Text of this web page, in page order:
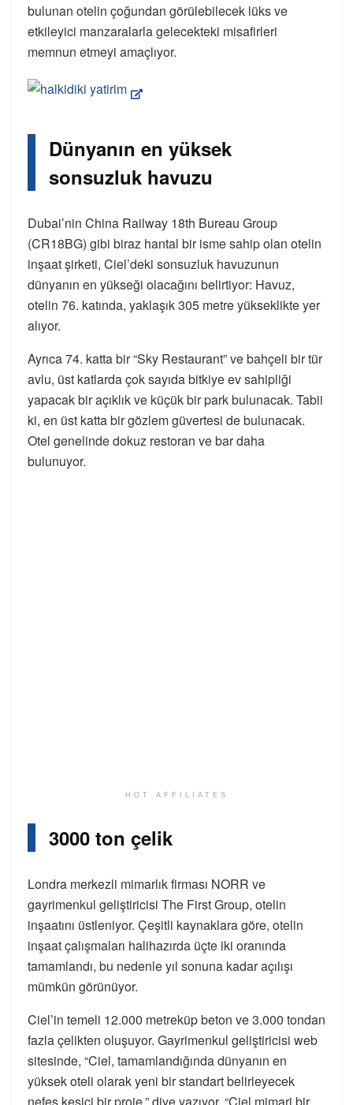
bulunan otelin çoğundan görülebilecek lüks ve
etkileyici manzaralarla gelecekteki misafirleri
memnun etmeyi amaçlıyor.
Dünyanın en yüksek
sonsuzluk havuzu
Dubai’nin China Railway 18th Bureau Group
(CR18BG) gibi biraz hantal bir isme sahip olan otelin
inşaat şirketi, Ciel’deki sonsuzluk havuzunun
dünyanın en yükseği olacağını belirtiyor: Havuz,
otelin 76. katında, yaklaşık 305 metre yükseklikte yer
alıyor.
Ayrıca 74. katta bir “Sky Restaurant” ve bahçeli bir tür
avlu, üst katlarda çok sayıda bitkiye ev sahipliği
yapacak bir açıklık ve küçük bir park bulunacak. Tabii
ki, en üst katta bir gözlem güvertesi de bulunacak.
Otel genelinde dokuz restoran ve bar daha
bulunuyor.
HOT AFFILIATES
3000 ton çelik
Londra merkezli mimarlık firması NORR ve
gayrimenkul geliştiricisi The First Group, otelin
inşaatını üstleniyor. Çeşitli kaynaklara göre, otelin
inşaat çalışmaları halihazırda üçte iki oranında
tamamlandı, bu nedenle yıl sonuna kadar açılışı
mümkün görünüyor.
Ciel’in temeli 12.000 metreküp beton ve 3.000 tondan
fazla çelikten oluşuyor. Gayrimenkul geliştiricisi web
sitesinde, “Ciel, tamamlandığında dünyanın en
yüksek oteli olarak yeni bir standart belirleyecek
nefes kesici bir proje,” diye yazıyor. “Ciel mimari bir